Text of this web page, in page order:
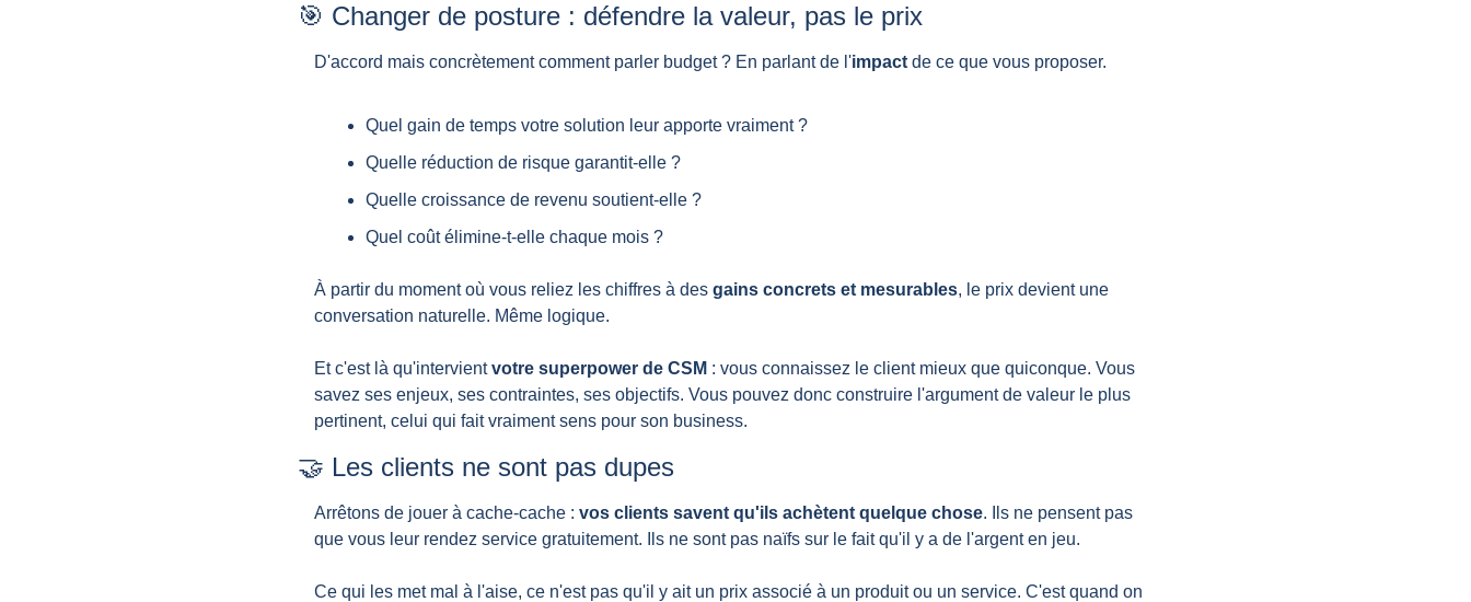
🎯 Changer de posture : défendre la valeur, pas le prix
D'accord mais concrètement comment parler budget ? En parlant de l'impact de ce que vous proposer.
Quel gain de temps votre solution leur apporte vraiment ?
Quelle réduction de risque garantit-elle ?
Quelle croissance de revenu soutient-elle ?
Quel coût élimine-t-elle chaque mois ?
À partir du moment où vous reliez les chiffres à des gains concrets et mesurables, le prix devient une
conversation naturelle. Même logique.
Et c'est là qu'intervient votre superpower de CSM : vous connaissez le client mieux que quiconque. Vous
savez ses enjeux, ses contraintes, ses objectifs. Vous pouvez donc construire l'argument de valeur le plus
pertinent, celui qui fait vraiment sens pour son business.
🤝 Les clients ne sont pas dupes
Arrêtons de jouer à cache-cache : vos clients savent qu'ils achètent quelque chose. Ils ne pensent pas
que vous leur rendez service gratuitement. Ils ne sont pas naïfs sur le fait qu'il y a de l'argent en jeu.
Ce qui les met mal à l'aise, ce n'est pas qu'il y ait un prix associé à un produit ou un service. C'est quand on